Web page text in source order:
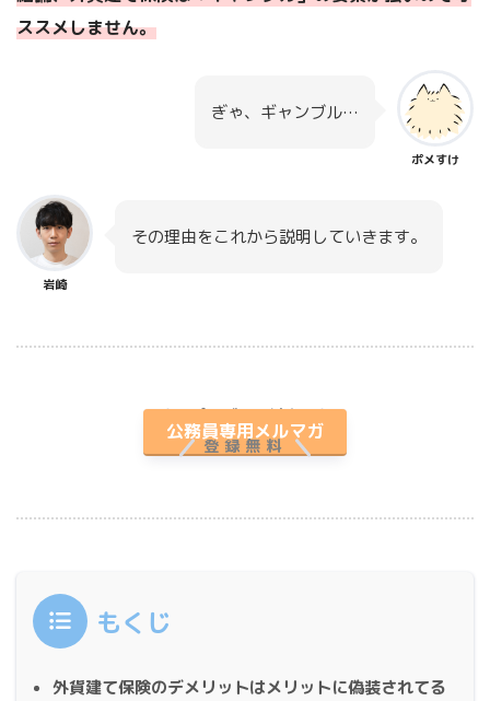
ススメしません。
ポメすけ
ぎゃ、ギャンブル…
岩崎
その理由をこれから説明していきます。
プレゼント付き
公務員専用メルマガ
登録無料
もくじ
外貨建て保険のデメリットはメリットに偽装されてる